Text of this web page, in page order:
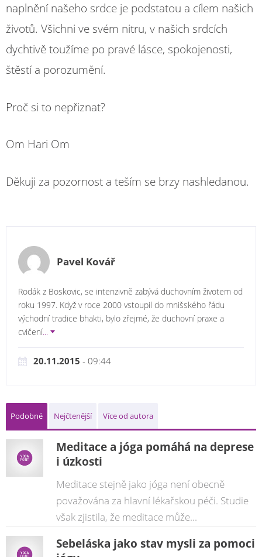
naplnění našeho srdce je podstatou a cílem našich
životů. Všichni ve svém nitru, v našich srdcích
dychtivě toužíme po pravé lásce, spokojenosti,
štěstí a porozumění.
Proč si to nepřiznat?
Om Hari Om
Děkuji za pozornost a teším se brzy nashledanou.
Pavel Kovář
Rodák z Boskovic, se intenzivně zabývá duchovním životem od
roku 1997. Když v roce 2000 vstoupil do mnišského řádu
východní tradice bhakti, bylo zřejmé, že duchovní praxe a
cvičení...
20.11.2015 - 09:44
Podobné Nejčtenější Více od autora
Meditace a jóga pomáhá na deprese
i úzkosti
Meditace stejně jako jóga není obecně
považována za hlavní lékařskou péči. Studie
však zjistila, že meditace může...
Sebeláska jako stav mysli za pomoci